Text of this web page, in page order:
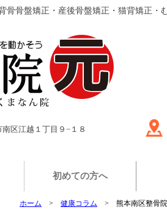
骨骨盤矯正・産後骨盤矯正・猫背矯正・
区江越１丁目９−１８
初めての方へ
ホーム 健康コラム 熊本南区整骨